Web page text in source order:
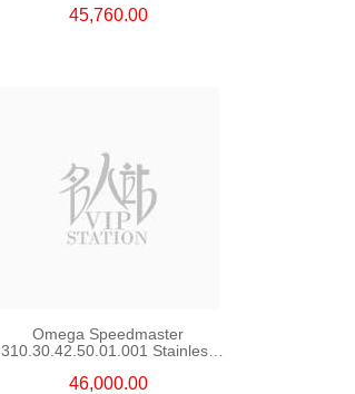
45,760.00
Omega Speedmaster
310.30.42.50.01.001 Stainless
46,000.00